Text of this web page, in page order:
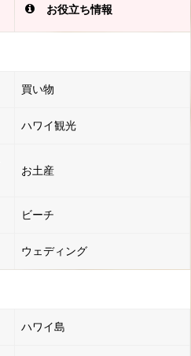
お役立ち情報
買い物
ハワイ観光
お土産
ビーチ
ウェディング
ハワイ島